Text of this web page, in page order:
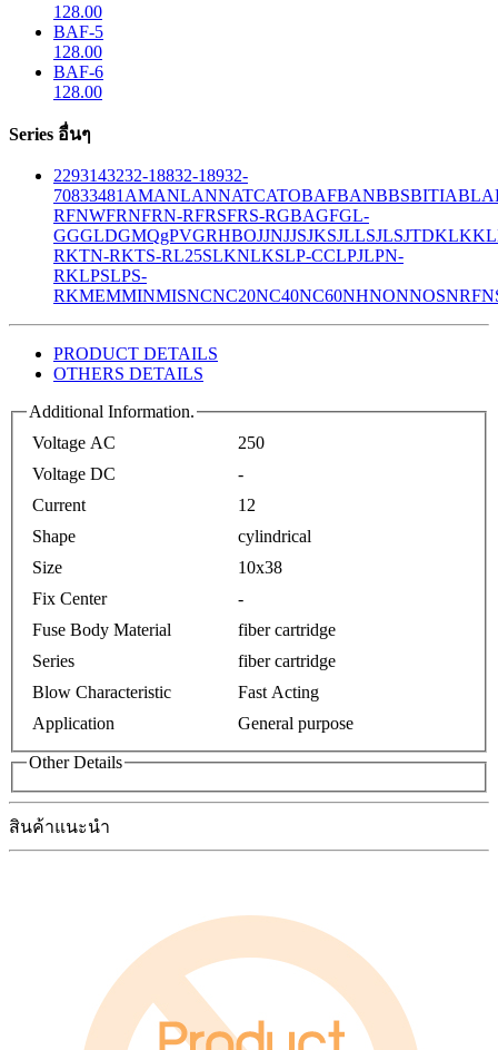
128.00
BAF-5
128.00
BAF-6
128.00
Series อื่นๆ
2293143232-18832-18932-
70833481 AMANLANNATCATOBAFBANBBSBITIABLA
RFNWFRNFRN-RFRSFRS-RGBAGFGL-
GGGLDGMQgPVGRHBOJJNJJSJKSJLLSJLSJTDKLK
RKTN-RKTS-RL25SLKNLKSLP-CCLPJLPN-
RKLPSLPS-
RKMEMMINMISNCNC20NC40NC60NHNONNOSNRF
PRODUCT DETAILS
OTHERS DETAILS
Additional Information.
Voltage AC
250
Voltage DC
-
Current
12
Shape
cylindrical
Size
10x38
Fix Center
-
Fuse Body Material
fiber cartridge
Series
fiber cartridge
Blow Characteristic
Fast Acting
Application
General purpose
Other Details
สินค้าแนะนำ